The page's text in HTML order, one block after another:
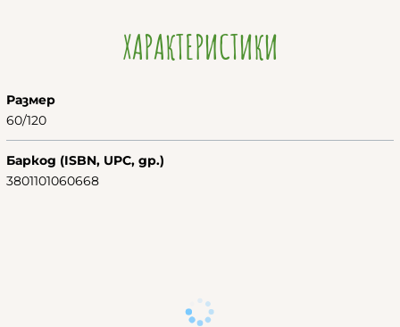
ХАРАКТЕРИСТИКИ
Размер
60/120
Баркод (ISBN, UPC, др.)
3801101060668